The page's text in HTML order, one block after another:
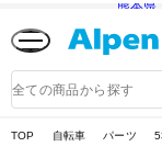
熊本県
品
検
TOP 自転車 パーツ